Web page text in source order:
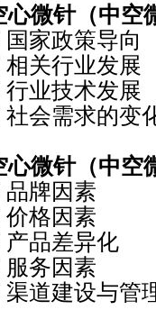
心微针（中空
家政策导向
关行业发展
业技术发展
会需求的变
心微针（中空
牌因素
格因素
品差异化
务因素
道建设与管